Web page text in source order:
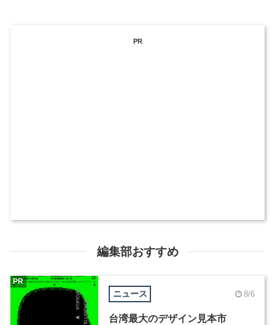
PR
編集部おすすめ
ニュース 8/6
台湾最大のデザイン見本市
PR